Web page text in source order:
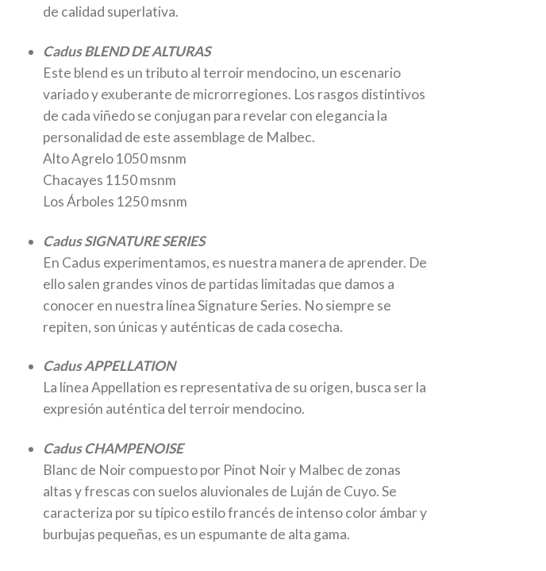
de calidad superlativa.
Cadus BLEND DE ALTURAS
Este blend es un tributo al terroir mendocino, un escenario
variado y exuberante de microrregiones. Los rasgos distintivos
de cada viñedo se conjugan para revelar con elegancia la
personalidad de este assemblage de Malbec.
Alto Agrelo 1050 msnm
Chacayes 1150 msnm
Los Árboles 1250 msnm
Cadus SIGNATURE SERIES
En Cadus experimentamos, es nuestra manera de aprender. De
ello salen grandes vinos de partidas limitadas que damos a
conocer en nuestra línea Signature Series. No siempre se
repiten, son únicas y auténticas de cada cosecha.
Cadus APPELLATION
La línea Appellation es representativa de su origen, busca ser la
expresión auténtica del terroir mendocino.
Cadus CHAMPENOISE
Blanc de Noir compuesto por Pinot Noir y Malbec de zonas
altas y frescas con suelos aluvionales de Luján de Cuyo. Se
caracteriza por su típico estilo francés de intenso color ámbar y
burbujas pequeñas, es un espumante de alta gama.